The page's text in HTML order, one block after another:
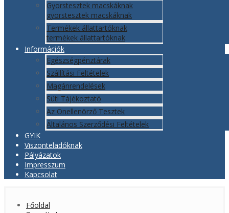
Gyorstesztek macskáknak
gyorstesztek macskáknak
Termékek állattartóknak
termékek állattartóknak
Információk
Egészségpénztárak
Szállítási Feltételek
Magánrendelések
Süti Tájékoztató
Az Önellenörző Tesztek
Általános Szerződési Feltételek
GYIK
Viszonteladóknak
Pályázatok
Impresszum
Kapcsolat
Főoldal